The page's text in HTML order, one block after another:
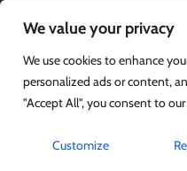
We value your privacy
We use cookies to enhance
personalized ads or content,
"Accept All", you consent to
Customize
Steaua Polară
Uncategorized (1)
Themes .